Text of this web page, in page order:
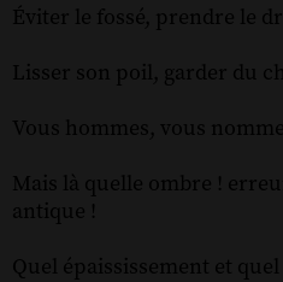
Éviter le fossé, prendre le
Lisser son poil, garder du
Vous hommes, vous
Mais là quelle ombre !
antique !
Quel épaississement et